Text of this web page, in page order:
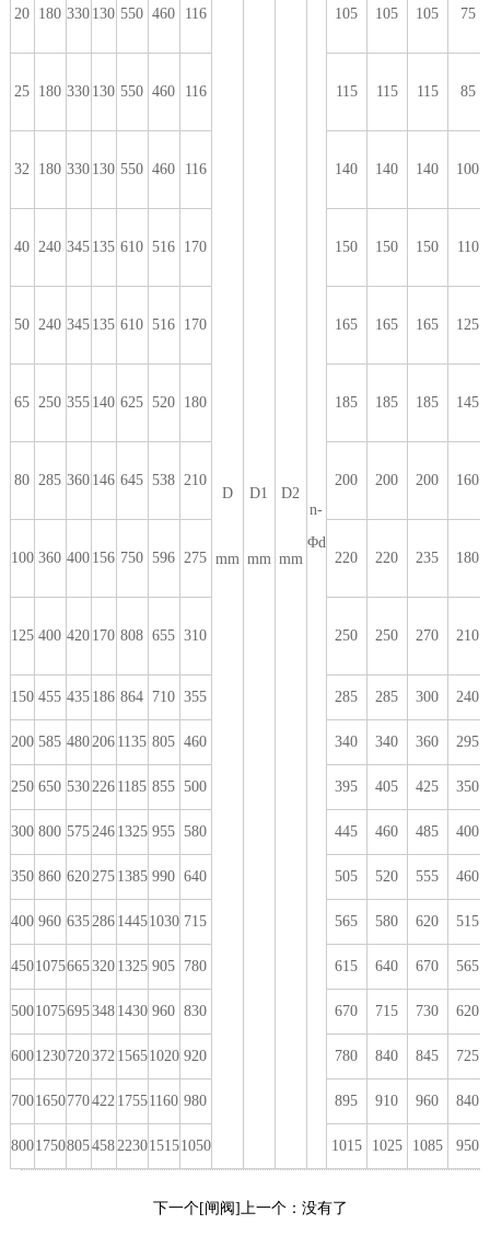
D
mm
D1
mm
D2
mm
n-
Φd
20 180 330 130 550 460 116 105 105 105 75
25 180 330 130 550 460 116 115 115 115 85
32 180 330 130 550 460 116 140 140 140 100
40 240 345 135 610 516 170 150 150 150 110
50 240 345 135 610 516 170 165 165 165 125
65 250 355 140 625 520 180 185 185 185 145
80 285 360 146 645 538 210 200 200 200 160
100 360 400 156 750 596 275 220 220 235 180
125 400 420 170 808 655 310 250 250 270 210
150 455 435 186 864 710 355 285 285 300 240
200 585 480206 1135 805 460 340 340 360 295
250 650 530226 1185 855 500 395 405 425 350
300 800 575246 1325 955 580 445 460 485 400
350 860 620275 1385 990 640 505 520 555 460
400 960 635286 14451030 715 565 580 620 515
4501075665320 1325 905 780 615 640 670 565
5001075695348 1430 960 830 670 715 730 620
6001230720372 15651020 920 780 840 845 725
7001650770422 17551160 980 895 910 960 840
8001750805458223015151050 1015 1025 1085 950
下一个[闸阀]上一个：没有了